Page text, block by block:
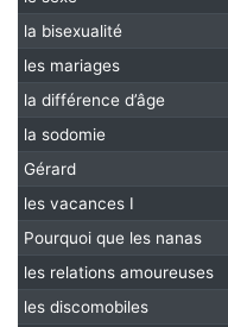
la bisexualité
les mariages
la différence d’âge
la sodomie
Gérard
les vacances I
Pourquoi que les nanas
les relations amoureuses
les discomobiles